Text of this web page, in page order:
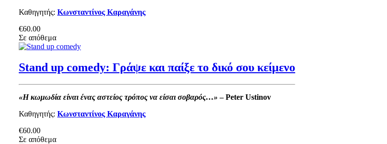
Καθηγητής: Κωνσταντίνος Καραγάνης
€60.00
Σε απόθεμα
Stand up comedy: Γράψε και παίξε το δικό σου κείμενο
«Η κωμωδία είναι ένας αστείος τρόπος να είσαι σοβαρός…» – Peter Ustinov
Καθηγητής: Κωνσταντίνος Καραγάνης
€60.00
Σε απόθεμα